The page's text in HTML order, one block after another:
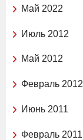
Май 2022
Июль 2012
Май 2012
Февраль 2012
Июнь 2011
Февраль 2011